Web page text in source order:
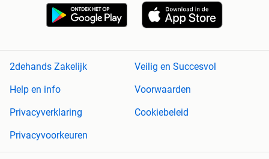
2dehands Zakelijk
Veilig en Succesvol
Help en info
Voorwaarden
Privacyverklaring
Cookiebeleid
Privacyvoorkeuren